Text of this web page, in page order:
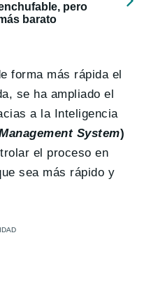
pero
barato
forma más rápida el
se ha ampliado el
a la Inteligencia
System)
el proceso en
sea más rápido y